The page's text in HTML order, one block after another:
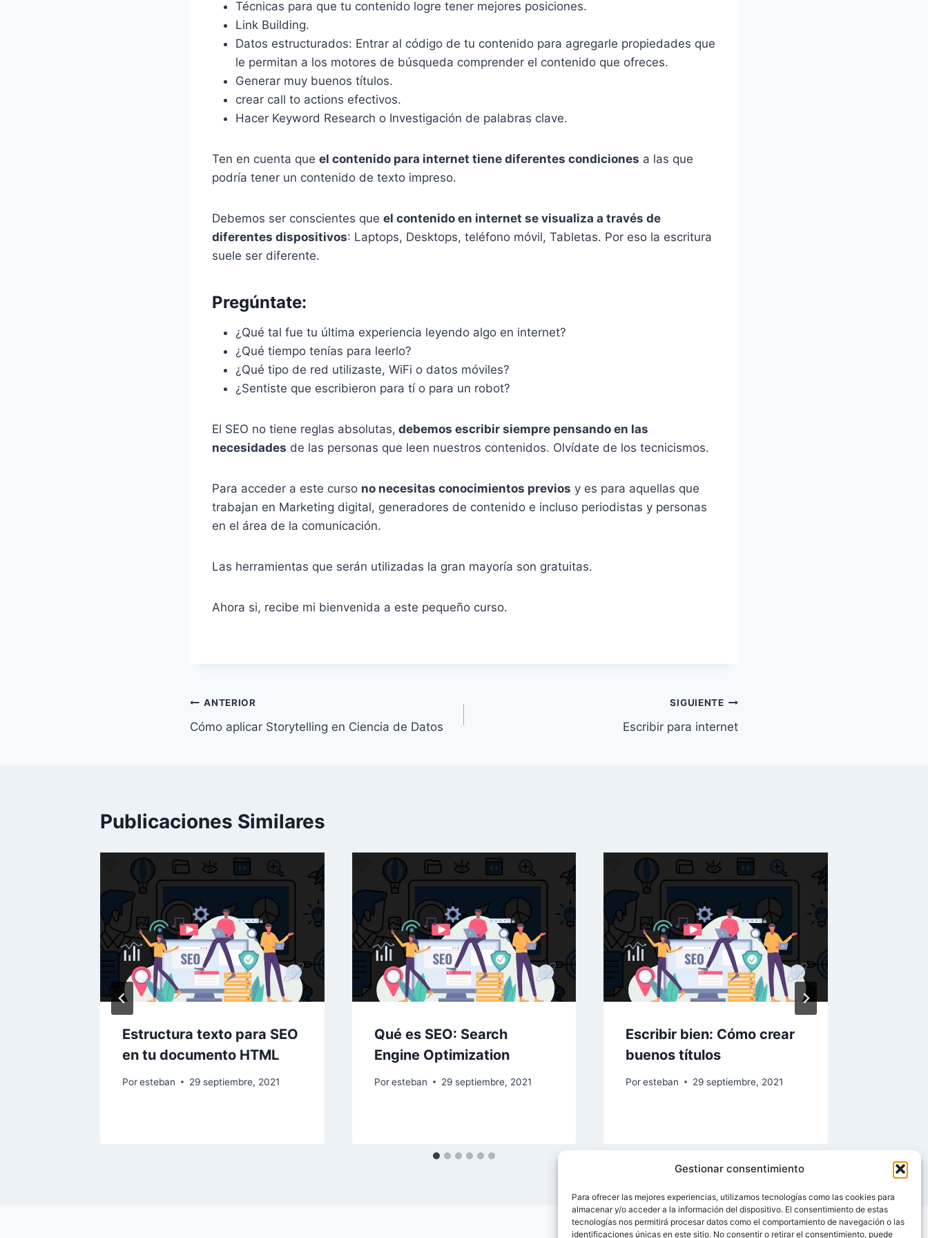
Gestionar consentimiento
Para ofrecer las mejores experiencias, utilizamos tecnologías como las cookies para
almacenar y/o acceder a la información del dispositivo. El consentimiento de estas
tecnologías nos permitirá procesar datos como el comportamiento de navegación o las
identificaciones únicas en este sitio. No consentir o retirar el consentimiento, puede
Técnicas para que tu contenido logre tener mejores posiciones.
Link Building.
Datos estructurados: Entrar al código de tu contenido para agregarle propiedades que
le permitan a los motores de búsqueda comprender el contenido que ofreces.
Generar muy buenos títulos.
crear call to actions efectivos.
Hacer Keyword Research o Investigación de palabras clave.
Ten en cuenta que el contenido para internet tiene diferentes condiciones a las que
podría tener un contenido de texto impreso.
Debemos ser conscientes que el contenido en internet se visualiza a través de
diferentes dispositivos: Laptops, Desktops, teléfono móvil, Tabletas. Por eso la escritura
suele ser diferente.
Pregúntate:
¿Qué tal fue tu última experiencia leyendo algo en internet?
¿Qué tiempo tenías para leerlo?
¿Qué tipo de red utilizaste, WiFi o datos móviles?
¿Sentiste que escribieron para tí o para un robot?
El SEO no tiene reglas absolutas, debemos escribir siempre pensando en las
necesidades de las personas que leen nuestros contenidos. Olvídate de los tecnicismos.
Para acceder a este curso no necesitas conocimientos previos y es para aquellas que
trabajan en Marketing digital, generadores de contenido e incluso periodistas y personas
en el área de la comunicación.
Las herramientas que serán utilizadas la gran mayoría son gratuitas.
Ahora si, recibe mi bienvenida a este pequeño curso.
Navegación
de
ANTERIOR
Cómo aplicar Storytelling en Ciencia de Datos
SIGUIENTE
Escribir para internet
Publicaciones Similares
Estructura texto para SEO
en tu documento HTML
Poresteban 29 septiembre, 2021
Qué es SEO: Search
Engine Optimization
Por esteban 29 septiembre, 2021
Escribir bien: Cómo crear
buenos títulos
Por esteban 29 septiembre, 2021